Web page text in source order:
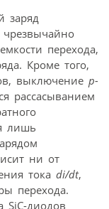
заряд
чрезвычайно
перехода,
Кроме того,
выключение p-
рассасыванием
лишь
ни от
тока di/dt,
перехода.
SiC-диодов